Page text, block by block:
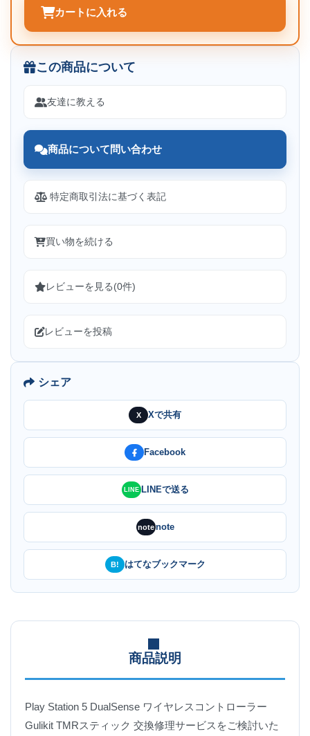
カートに入れる
この商品について
友達に教える
商品について問い合わせ
特定商取引法に基づく表記
買い物を続ける
レビューを見る(0件)
レビューを投稿
シェア
X Xで共有
Facebook
LINE LINEで送る
notenote
B! はてなブックマーク
商品説明
Play Station 5 DualSense ワイヤレスコントローラー
Gulikit TMRスティック 交換修理サービスをご検討いた